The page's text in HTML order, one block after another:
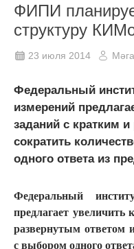
ФИПИ
структуру
23 июля 2014
Федеральный
измерений
заданий с кратким
сократить
одного ответа из
Федеральный
предлагает увеличить
развернутым ответом
с выбором одного